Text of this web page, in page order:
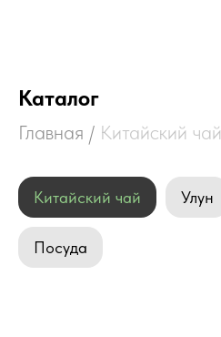
Каталог
Главная / Китайский чай
Китайский чай Улун
Посуда